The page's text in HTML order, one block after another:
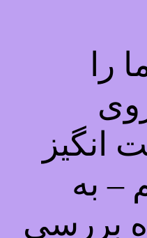
را
– به
بررسی